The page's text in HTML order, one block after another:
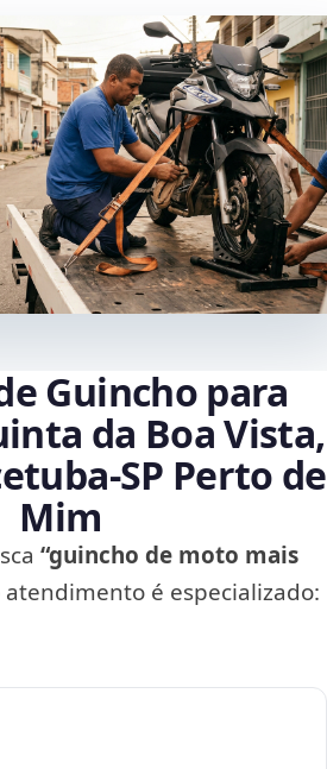
Guincho para
da Boa Vista,
Perto de
Mim
“guincho de moto mais
atendimento é especializado: